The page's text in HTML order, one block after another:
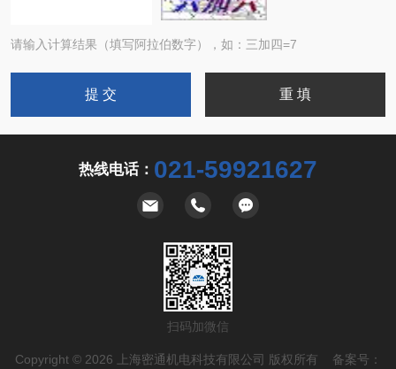
请输入计算结果（填写阿拉伯数字），如：三加四=7
热线电话： 021-59921627
扫码加微信
Copyright © 2026 上海密通机电科技有限公司 版权所有 备案号：